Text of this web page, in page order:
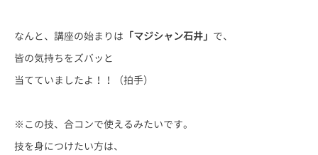
なんと、講座の始まりは 「マジシャン石井」 で、
皆の気持ちをズバッと
当てていましたよ！！（拍手）
※この技、合コンで使えるみたいです。
技を身につけたい方は、